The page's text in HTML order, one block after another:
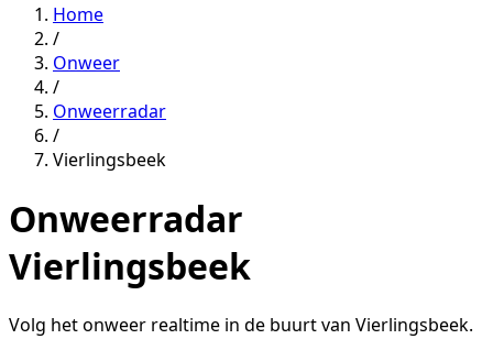
Home
/
Onweer
/
Onweerradar
/
Vierlingsbeek
Onweerradar
Vierlingsbeek
Volg het onweer realtime in de buurt van Vierlingsbeek.